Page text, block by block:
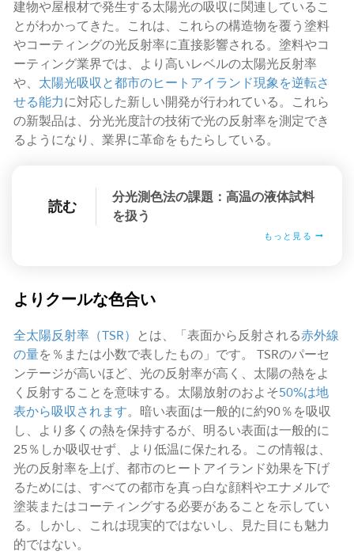
建物や屋根材で発生する太陽光の吸収に関連しているこ
とがわかってきた。これは、これらの構造物を覆う塗料
やコーティングの光反射率に直接影響される。塗料やコ
ーティング業界では、より高いレベルの太陽光反射率
や、 太陽光吸収と都市のヒートアイランド現象を逆転さ
せる能力に対応した新しい開発が行われている。これら
の新製品は、分光光度計の技術で光の反射率を測定でき
るようになり、業界に革命をもたらしている。
読む
分光測色法の課題：高温の液体試料
を扱う
もっと見る
よりクールな色合い
全太陽反射率（TSR） とは、「表面から反射される赤外線
の量を％または小数で表したもの」です。 TSRのパーセ
ンテージが高いほど、光の反射率が高く、太陽の熱をよ
く反射することを意味する。太陽放射のおよそ50%は地
表から吸収されます。暗い表面は一般的に約90％を吸収
し、より多くの熱を保持するが、明るい表面は一般的に
25％しか吸収せず、より低温に保たれる。この情報は、
光の反射率を上げ、都市のヒートアイランド効果を下げ
るためには、すべての都市を真っ白な顔料やエナメルで
塗装またはコーティングする必要があることを示してい
る。しかし、これは現実的ではないし、見た目にも魅力
的ではない。